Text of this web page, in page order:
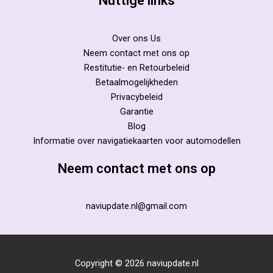
Over ons Us
Neem contact met ons op
Restitutie- en Retourbeleid
Betaalmogelijkheden
Privacybeleid
Garantie
Blog
Informatie over navigatiekaarten voor automodellen
Neem contact met ons op
naviupdate.nl@gmail.com
Copyright © 2026 naviupdate.nl